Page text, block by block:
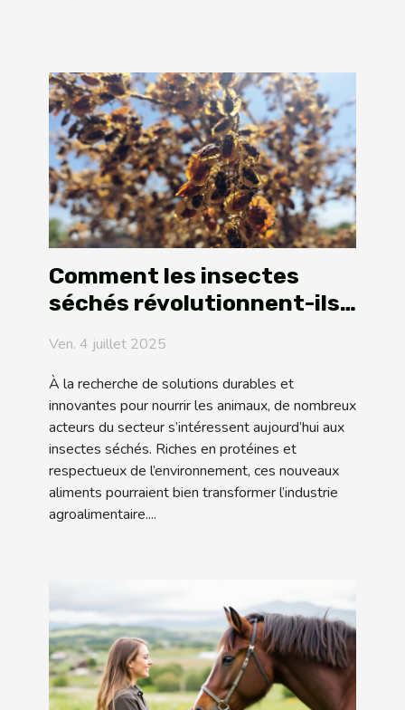
Comment les insectes
séchés révolutionnent-ils
Ven. 4 juillet 2025
À la recherche de solutions durables et
innovantes pour nourrir les animaux, de nombreux
acteurs du secteur s’intéressent aujourd’hui aux
insectes séchés. Riches en protéines et
respectueux de l’environnement, ces nouveaux
aliments pourraient bien transformer l’industrie
agroalimentaire....